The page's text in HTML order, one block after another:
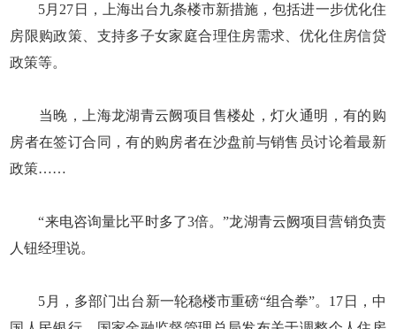
5月27日，上海出台九条楼市新措施，包括进一步优化住
房限购政策、支持多子女家庭合理住房需求、优化住房信贷
政策等。
当晚，上海龙湖青云阙项目售楼处，灯火通明，有的购
房者在签订合同，有的购房者在沙盘前与销售员讨论着最新
政策……
“来电咨询量比平时多了3倍。”龙湖青云阙项目营销负责
人钮经理说。
5月，多部门出台新一轮稳楼市重磅“组合拳”。17日，中